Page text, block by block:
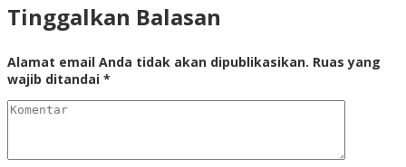
Tinggalkan Balasan
Alamat email Anda tidak akan dipublikasikan. Ruas yang
wajib ditandai *